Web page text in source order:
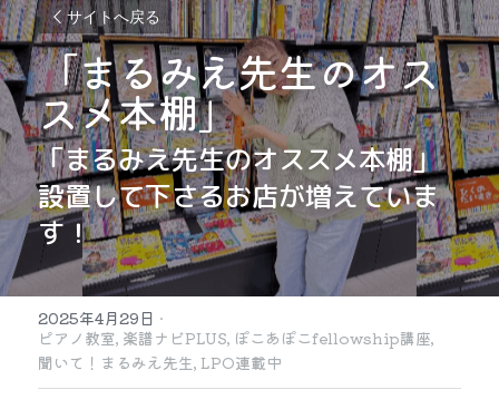
サイトへ戻る
「まるみえ先生のオス
スメ本棚」
「まるみえ先生のオススメ本棚」
設置して下さるお店が増えていま
す！
2025年4月29日 ·
ピアノ教室, 楽譜ナビPLUS, ぽこあぽこfellowship講座,
聞いて！まるみえ先生, LPO連載中